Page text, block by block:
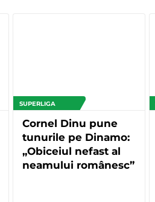
SUPERLIGA
Cornel Dinu pune
tunurile pe Dinamo:
„Obiceiul nefast al
neamului românesc”